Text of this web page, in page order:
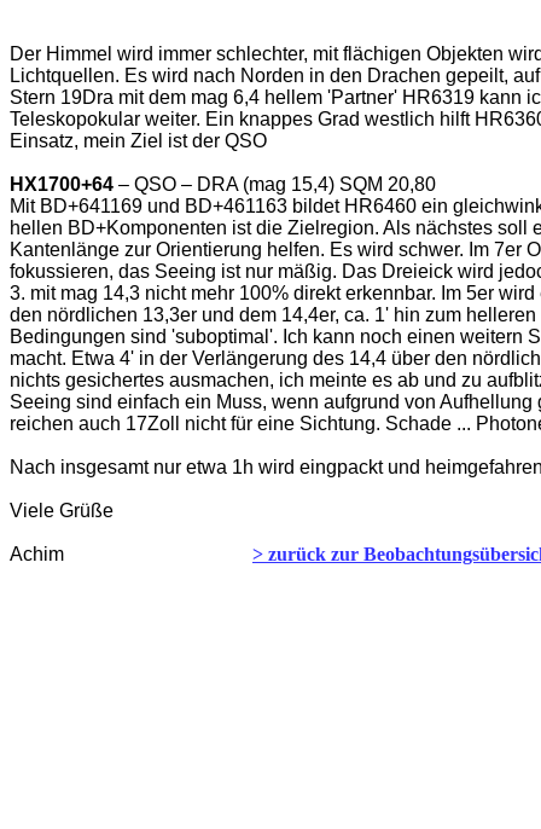
Der Himmel wird immer schlechter, mit flächigen Objekten
Lichtquellen. Es wird nach Norden in den Drachen gepeilt,
Stern 19Dra mit dem mag 6,4 hellem 'Partner' HR6319 kann
Teleskopokular weiter. Ein knappes Grad westlich hilft
Einsatz, mein Ziel ist der QSO
HX1700+64 – QSO – DRA (mag 15,4) SQM 20,80
Mit BD+641169 und BD+461163 bildet HR6460 ein
hellen BD+Komponenten ist die Zielregion. Als nächstes
Kantenlänge zur Orientierung helfen. Es wird schwer. Im 7er
fokussieren, das Seeing ist nur mäßig. Das Dreieick wird
3. mit mag 14,3 nicht mehr 100% direkt erkennbar. Im 5er
den nördlichen 13,3er und dem 14,4er, ca. 1' hin zum
Bedingungen sind 'suboptimal'. Ich kann noch einen weitern
macht. Etwa 4' in der Verlängerung des 14,4 über den
nichts gesichertes ausmachen, ich meinte es ab und zu
Seeing sind einfach ein Muss, wenn aufgrund von
reichen auch 17Zoll nicht für eine Sichtung. Schade ...
Nach insgesamt nur etwa 1h wird eingpackt und
Viele Grüße
Achim > zurück zur